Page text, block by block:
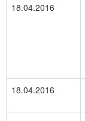
18.04.2016
18.04.2016